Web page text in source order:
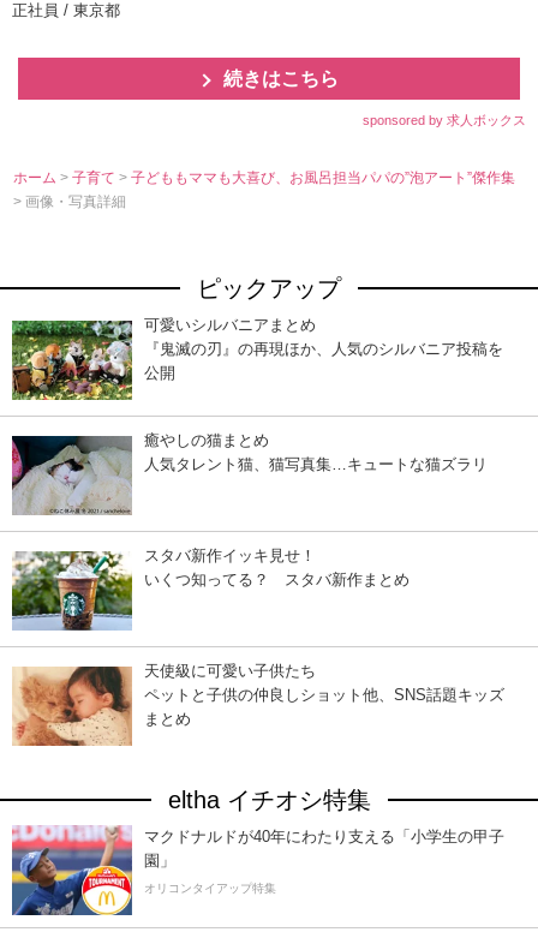
正社員 / 東京都
続きはこちら
sponsored by 求人ボックス
ホーム >子育て>子どももママも大喜び、お風呂担当パパの”泡アート”傑作集
> 画像・写真詳細
ピックアップ
可愛いシルバニアまとめ
『鬼滅の刃』の再現ほか、人気のシルバニア投稿を
公開
癒やしの猫まとめ
人気タレント猫、猫写真集…キュートな猫ズラリ
スタバ新作イッキ見せ！
いくつ知ってる？ スタバ新作まとめ
天使級に可愛い子供たち
ペットと子供の仲良しショット他、SNS話題キッズ
まとめ
eltha イチオシ特集
マクドナルドが40年にわたり支える「小学生の甲子
園」
オリコンタイアップ特集